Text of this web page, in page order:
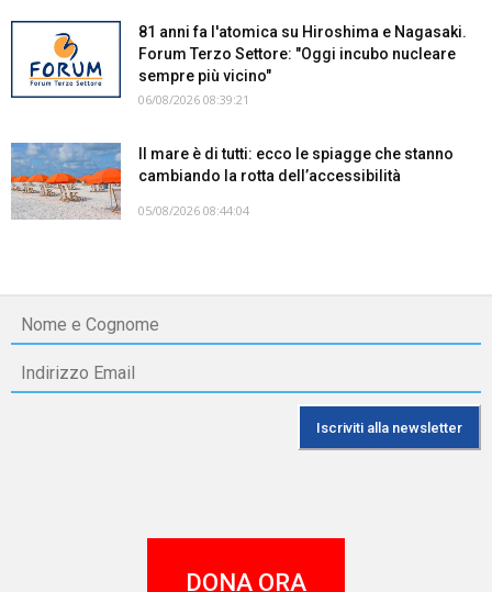
81 anni fa l'atomica su Hiroshima e Nagasaki.
Forum Terzo Settore: "Oggi incubo nucleare
sempre più vicino"
06/08/2026 08:39:21
Il mare è di tutti: ecco le spiagge che stanno
cambiando la rotta dell’accessibilità
05/08/2026 08:44:04
DONA ORA